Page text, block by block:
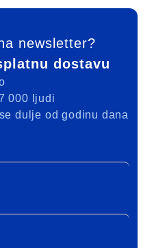
newsletter?
dostavu
000 ljudi
dulje od godinu dana